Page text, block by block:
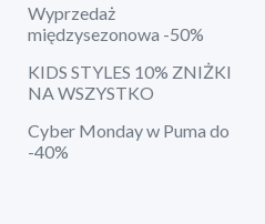
Wyprzedaż
międzysezonowa -50%
KIDS STYLES 10% ZNIŻKI
NA WSZYSTKO
Cyber Monday w Puma do
-40%